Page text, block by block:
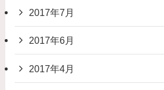
2017年7月
2017年6月
2017年4月